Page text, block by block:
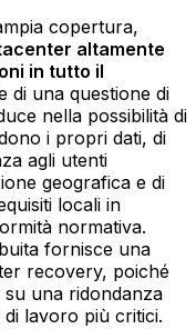
copertura,
altamente
in tutto il
di una questione di
nella possibilità di
i propri dati, di
agli utenti
geografica e di
locali in
normativa.
fornisce una
recovery, poiché
una ridondanza
lavoro più critici.